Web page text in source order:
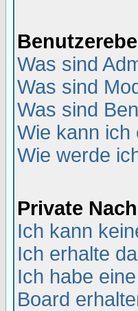
Was sind
Was sind
Was sind
Wie kann ich
Wie werde
Private
Ich kann
Ich erhalte
Ich habe
Board